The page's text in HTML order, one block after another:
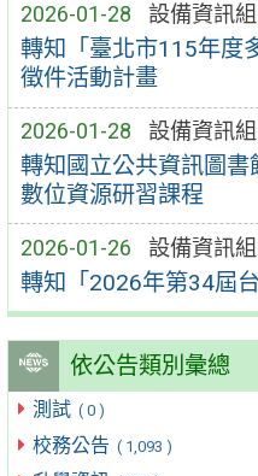
2026-01-28 設備資訊組
轉知「臺北市115年度
徵件活動計畫
2026-01-28 設備資訊組
轉知國立公共資訊圖
數位資源研習課程
2026-01-26 設備資訊組
轉知「2026年第34屆台
依公告類別彙總
測試 ( 0 )
校務公告 ( 1,093 )